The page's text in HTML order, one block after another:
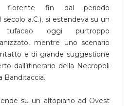
fiorente fin dal periodo
a.C.), si estendeva su un
oggi purtroppo
mentre uno scenario
e di grande suggestione
dall’itinerario della Necropoli
Banditaccia.
su un altopiano ad Ovest